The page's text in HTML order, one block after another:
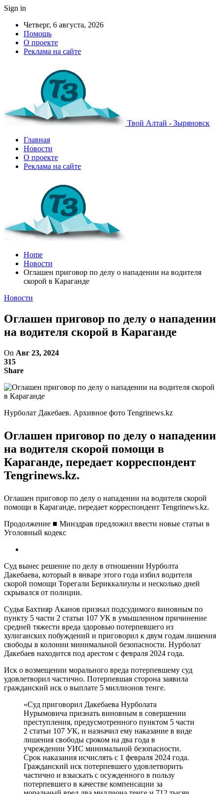
Sign in
Четверг, 6 августа, 2026
Помощь
О проекте
Реклама на сайте
Твой Алтай - Зыряновск
Главная
Новости
О проекте
Реклама на сайте
Home
Новости
Оглашен приговор по делу о нападении на водителя
скорой в Караганде
Новости
Оглашен приговор по делу о нападении
на водителя скорой в Караганде
On Авг 23, 2024
315
Share
Нурболат Дакебаев. Архивное фото Tengrinews.kz
Оглашен приговор по делу о нападении
на водителя скорой помощи в
Караганде, передает корреспондент
Tengrinews.kz.
Оглашен приговор по делу о нападении на водителя скорой
помощи в Караганде, передает корреспондент Tengrinews.kz.
Продолжение ■ Минздрав предложил ввести новые статьи в
Уголовный кодекс
Суд вынес решение по делу в отношении Нурболта
Дакебаева, который в январе этого года избил водителя
скорой помощи Торегали Бериккалиулы и несколько дней
скрывался от полиции.
Судья Бахтияр Аканов признал подсудимого виновным по
пункту 5 части 2 статьи 107 УК в умышленном причинение
средней тяжести вреда здоровью потерпевшего из
хулиганских побуждений и приговорил к двум годам лишения
свободы в колонии минимальной безопасности. Нурболат
Дакебаев находится под арестом с февраля 2024 года.
Иск о возмещении морального вреда потерпевшему суд
удовлетворил частично. Потерпевшая сторона заявила
гражданский иск о выплате 5 миллионов тенге.
«Суд приговорил Дакебаева Нурболата
Нурымовича признать виновным в совершении
преступления, предусмотренного пунктом 5 части
2 статьи 107 УК, и назначил ему наказание в виде
лишения свободы сроком на два года в
учреждении УИС минимальной безопасности.
Срок наказания исчислять с 1 февраля 2024 года.
Гражданский иск потерпевшего удовлетворить
частично и взыскать с осужденного в пользу
потерпевшего в качестве компенсации за